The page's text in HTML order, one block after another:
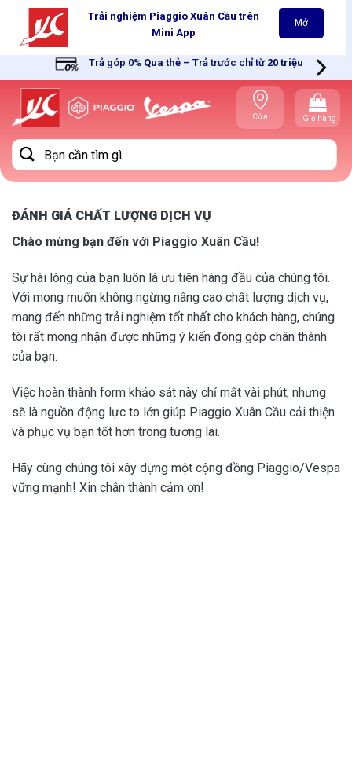
content
Trải nghiệm Piaggio Xuân Cầu trên
Mini App
Mở
Trả góp 0% Qua thẻ – Trả trước chỉ từ 20 triệu
Cửa
hàng gần
bạn
Giỏ hàng
Tìm
kiếm:
ĐÁNH GIÁ CHẤT LƯỢNG DỊCH VỤ
Chào mừng bạn đến với Piaggio Xuân Cầu!
Sự hài lòng của bạn luôn là ưu tiên hàng đầu của chúng tôi.
Với mong muốn không ngừng nâng cao chất lượng dịch vụ,
mang đến những trải nghiệm tốt nhất cho khách hàng, chúng
tôi rất mong nhận được những ý kiến đóng góp chân thành
của bạn.
Việc hoàn thành form khảo sát này chỉ mất vài phút, nhưng
sẽ là nguồn động lực to lớn giúp Piaggio Xuân Cầu cải thiện
và phục vụ bạn tốt hơn trong tương lai.
Hãy cùng chúng tôi xây dựng một cộng đồng Piaggio/Vespa
vững mạnh! Xin chân thành cảm ơn!